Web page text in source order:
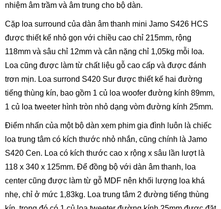
nhiệm âm trầm và âm trung cho bộ dàn.
Cặp loa surround của dàn âm thanh mini Jamo S426 HCS
được thiết kế nhỏ gọn với chiều cao chỉ 215mm, rộng
118mm và sâu chỉ 12mm và cân nặng chỉ 1,05kg mỗi loa.
Loa cũng được làm từ chất liệu gỗ cao cấp và được đánh
trơn mịn. Loa surrond S420 Sur được thiết kế hai đường
tiếng thùng kín, bao gồm 1 củ loa woofer đường kính 89mm,
1 củ loa tweeter hình tròn nhỏ dạng vòm đường kính 25mm.
Điểm nhấn của một bộ dàn xem phim gia đình luôn là chiếc
loa trung tâm có kích thước nhỏ nhắn, cũng chính là Jamo
S420 Cen. Loa có kích thước cao x rộng x sâu lần lượt là
118 x 340 x 125mm. Để đồng bộ với dàn âm thanh, loa
center cũng được làm từ gỗ MDF nên khối lượng loa khá
nhẹ, chỉ ở mức 1,83kg. Loa trung tâm 2 đường tiếng thùng